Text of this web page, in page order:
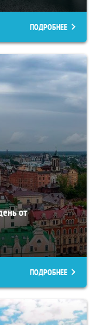
ПОДРОБНЕЕ
от
ПОДРОБНЕЕ